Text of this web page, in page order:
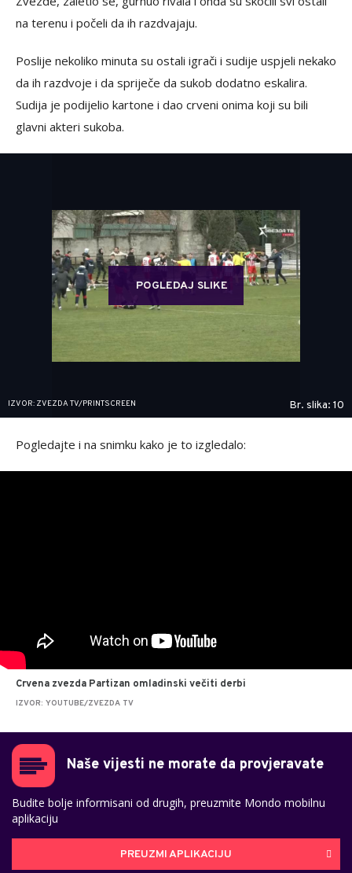
na terenu i počeli da ih razdvajaju.
Poslije nekoliko minuta su ostali igrači i sudije uspjeli nekako
da ih razdvoje i da spriječe da sukob dodatno eskalira.
Sudija je podijelio kartone i dao crveni onima koji su bili
glavni akteri sukoba.
POGLEDAJ SLIKE
IZVOR: ZVEZDA TV/PRINTSCREEN Br. slika: 10
Pogledajte i na snimku kako je to izgledalo:
Crvena zvezda Partizan omladinski večiti derbi
IZVOR: YOUTUBE/ZVEZDA TV
Naše vijesti ne morate da provjeravate
Budite bolje informisani od drugih, preuzmite Mondo mobilnu
aplikaciju
PREUZMI APLIKACIJU